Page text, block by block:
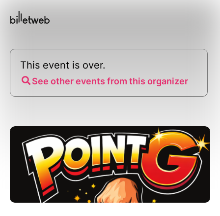
This event is over.
See other events from this organizer